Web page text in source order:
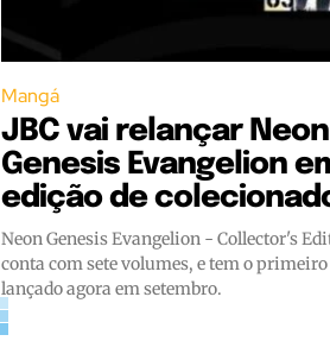
Mangá
JBC vai relançar Neon
Genesis Evangelion
edição de
Neon Genesis Evangelion - Collector's
conta com sete volumes, e tem o primeiro
lançado agora em setembro.